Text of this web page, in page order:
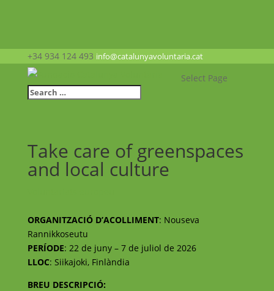
+34 934 124 493 info@catalunyavoluntaria.cat
Select Page
Take care of greenspaces
and local culture
ORGANITZACIÓ D’ACOLLIMENT: Nouseva
Rannikkoseutu
PERÍODE: 22 de juny – 7 de juliol de 2026
LLOC: Siikajoki, Finlàndia
BREU DESCRIPCIÓ: